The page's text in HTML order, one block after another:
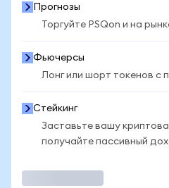
Прогнозы
Торгуйте PSQon и на
Фьючерсы
Лонг или шорт токенов с
Стейкинг
Заставьте вашу
получайте пассивный